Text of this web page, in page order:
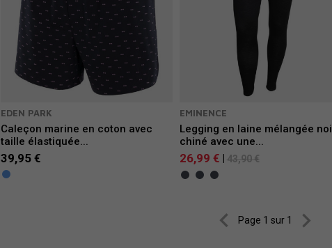
EDEN PARK
Caleçon marine en coton avec
taille élastiquée...
39,95 €
EMINENCE
Legging en laine mélangée
chiné avec une...
26,99 € 43,90 €
 Page 1 sur 1 